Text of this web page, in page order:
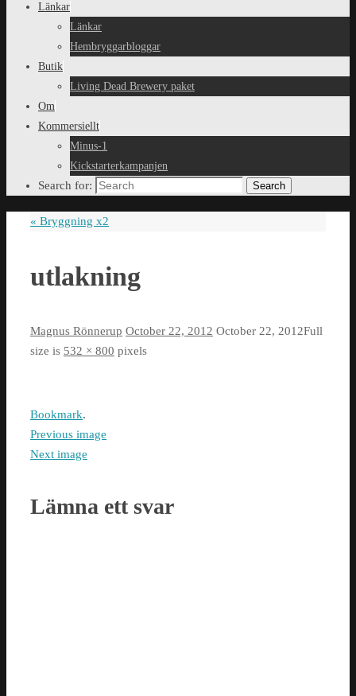
Länkar
Länkar
Hembryggarbloggar
Butik
Living Dead Brewery paket
Om
Kommersiellt
Minus-1
Kickstarterkampanjen
Search for: Search
« Bryggning x2
utlakning
Magnus Rönnerup October 22, 2012 October 22, 2012Full
size is 532 × 800 pixels
Bookmark.
Previous image
Next image
Lämna ett svar